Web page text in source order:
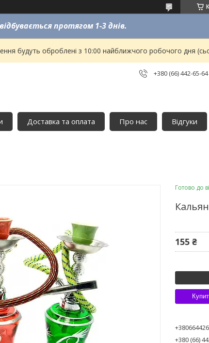
протягом 1-3 днів.
будуть оброблені з 10:00 найближчого робочого дня
+380 (66) 442-65-64
Доставка та оплата Про нас Відгуки
Готово до
155 ₴
+380 (66)